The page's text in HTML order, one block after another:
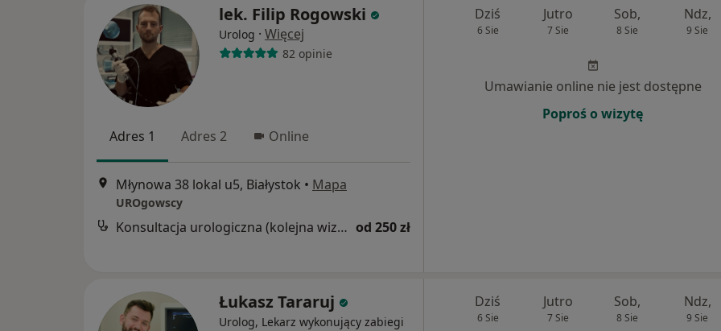
lek. Filip Rogowski
Urolog · Więcej
82 opinie
Adres 1 Adres 2 Online
Młynowa 38 lokal u5, Białystok • Mapa
UROgowscy
Konsultacja urologiczna (kolejna wizyta) od 250 zł
Dziś
6 Sie
Jutro
7 Sie
Sob,
8 Sie
Ndz,
9 Sie
Umawianie online nie jest dostępne
Poproś o wizytę
Łukasz Tararuj
Urolog, Lekarz wykonujący zabiegi
Dziś
6 Sie
Jutro
7 Sie
Sob,
8 Sie
Ndz,
9 Sie